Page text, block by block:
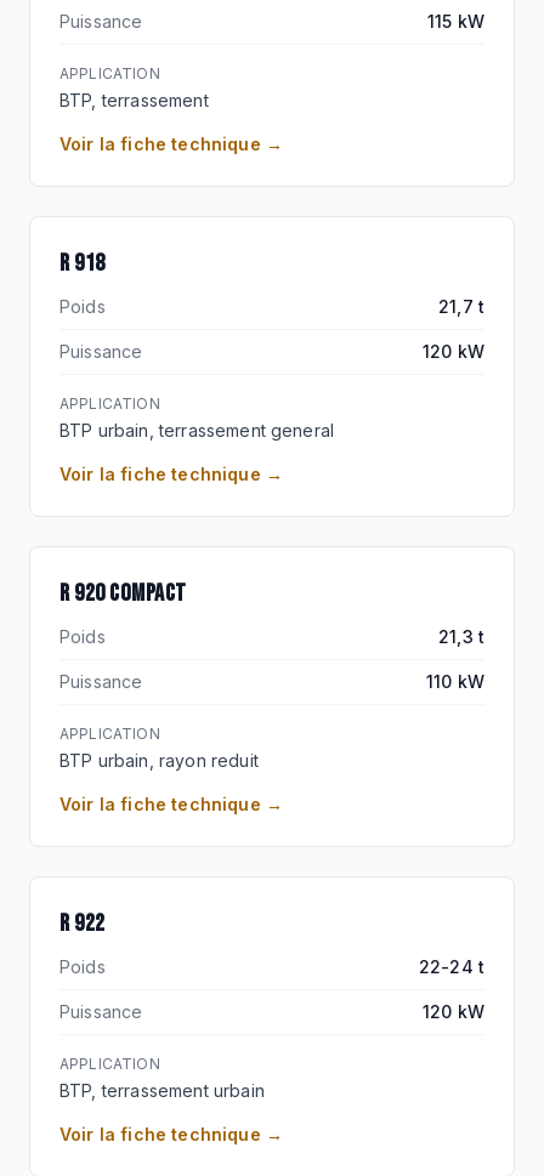
Puissance 115 kW
APPLICATION
BTP, terrassement
Voir la fiche technique →
R 918
Poids 21,7 t
Puissance 120 kW
APPLICATION
BTP urbain, terrassement general
Voir la fiche technique →
R 920 COMPACT
Poids 21,3 t
Puissance 110 kW
APPLICATION
BTP urbain, rayon reduit
Voir la fiche technique →
R 922
Poids 22-24 t
Puissance 120 kW
APPLICATION
BTP, terrassement urbain
Voir la fiche technique →